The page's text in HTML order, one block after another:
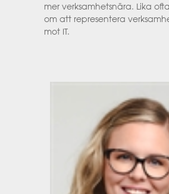
mer verksamhetsnära. Lika
om att representera
mot IT.